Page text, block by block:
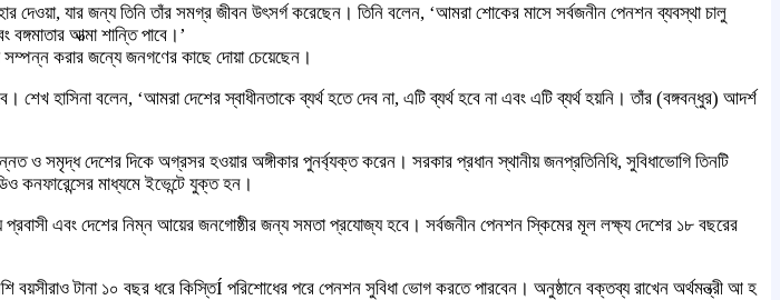
যার জন্য তিনি তাঁর সমগ্র জীবন উৎসর্গ করেছেন। তিনি বলেন, ‘আমরা শোকের মাসে সর্বজনীন পেনশন ব্যবস্থা চালু
আত্মা শান্তি পাবে।’
সম্পন্ন করার জন্যে জনগণের কাছে দোয়া চেয়েছেন।
হাসিনা বলেন, ‘আমরা দেশের স্বাধীনতাকে ব্যর্থ হতে দেব না, এটি ব্যর্থ হবে না এবং এটি ব্যর্থ হয়নি। তাঁর (বঙ্গবন্ধুর) আদর্শ
ও সমৃদ্ধ দেশের দিকে অগ্রসর হওয়ার অঙ্গীকার পুনর্ব্যক্ত করেন। সরকার প্রধান স্থানীয় জনপ্রতিনিধি, সুবিধাভোগি তিনটি
কনফারেন্সের মাধ্যমে ইভেন্টে যুক্ত হন।
প্রবাসী এবং দেশের নিম্ন আয়ের জনগোষ্ঠীর জন্য সমতা প্রযোজ্য হবে। সর্বজনীন পেনশন স্কিমের মূল লক্ষ্য দেশের ১৮ বছরের
টানা ১০ বছর ধরে কিস্তিÍ পরিশোধের পরে পেনশন সুবিধা ভোগ করতে পারবেন। অনুষ্ঠানে বক্তব্য রাখেন অর্থমন্ত্রী আ হ